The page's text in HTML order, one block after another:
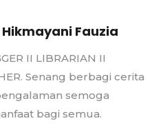
Hikmayani Fauzia
II LIBRARIAN II
Senang berbagi cerita
semoga
bagi semua.